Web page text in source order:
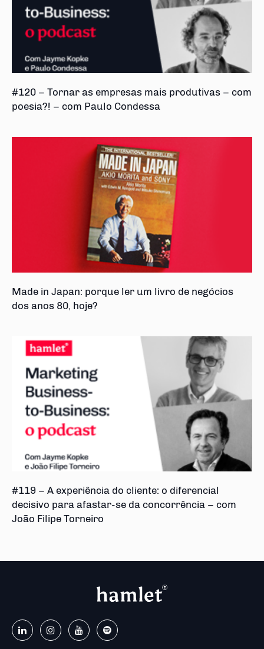
#120 – Tornar as empresas mais produtivas – com
poesia?! – com Paulo Condessa
Made in Japan: porque ler um livro de negócios
dos anos 80, hoje?
#119 – A experiência do cliente: o diferencial
decisivo para afastar-se da concorrência – com
João Filipe Torneiro